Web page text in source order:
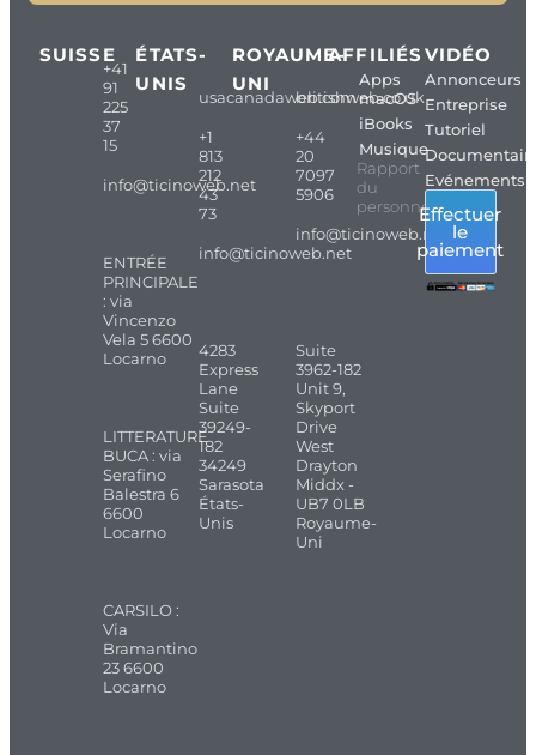
SUISSE
+41
91
225
37
15
info@ticinoweb.net
ENTRÉE
PRINCIPALE
: via
Vincenzo
Vela 5 6600
Locarno
LITTERATURE
BUCA : via
Serafino
Balestra 6
6600
Locarno
CARSILO :
Via
Bramantino
23 6600
Locarno
ÉTATS-
UNIS
usacanadaweb.com
+1
813
212
43
73
info@ticinoweb.net
4283
Express
Lane
Suite
39249-
182
34249
Sarasota
États-
Unis
ROYAUME-
UNI
britishweb.co.uk
+44
20
7097
5906
info@ticinoweb.net
Suite
3962-182
Unit 9,
Skyport
Drive
West
Drayton
Middx -
UB7 0LB
Royaume-
Uni
AFFILIÉS
Apps
macOS
iBooks
Musique
Rapport
du
personnel
VIDÉO
Annonceurs
Entreprise
Tutoriel
Evénements
Effectuer
le
paiement